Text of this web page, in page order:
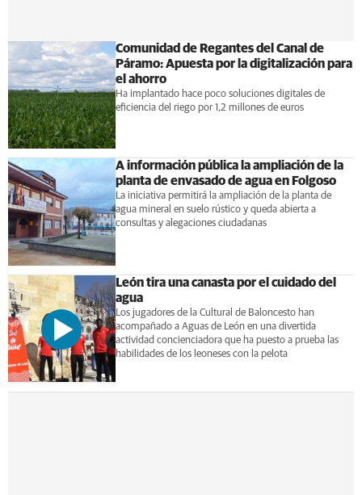
Comunidad de Regantes del Canal de
Páramo: Apuesta por la digitalización para
el ahorro
Ha implantado hace poco soluciones digitales de
eficiencia del riego por 1,2 millones de euros
A información pública la ampliación de la
planta de envasado de agua en Folgoso
La iniciativa permitirá la ampliación de la planta de
agua mineral en suelo rústico y queda abierta a
consultas y alegaciones ciudadanas
León tira una canasta por el cuidado del
agua
Los jugadores de la Cultural de Baloncesto han
acompañado a Aguas de León en una divertida
actividad concienciadora que ha puesto a prueba las
habilidades de los leoneses con la pelota